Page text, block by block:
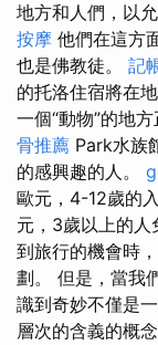
地方和人們，以
按摩 他們在這方
也是佛教徒。 記
的托洛住宿將在
一個“動物”的地
骨推薦 Park水族
的感興趣的人。
歐元，4-12歲的
元，3歲以上的人
到旅行的機會時
劃。 但是，當我
識到奇妙不僅是
層次的含義的概念